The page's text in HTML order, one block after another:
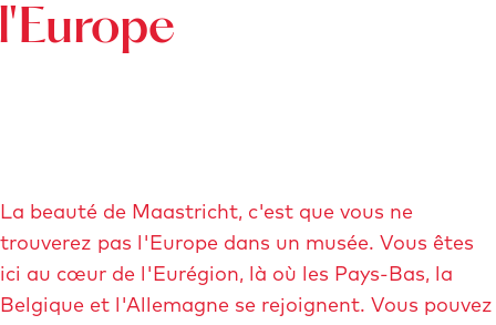
La beauté de Maastricht, c'est que vous ne
trouverez pas l'Europe dans un musée. Vous êtes
ici au cœur de l'Eurégion, là où les Pays-Bas, la
Belgique et l'Allemagne se rejoignent. Vous pouvez